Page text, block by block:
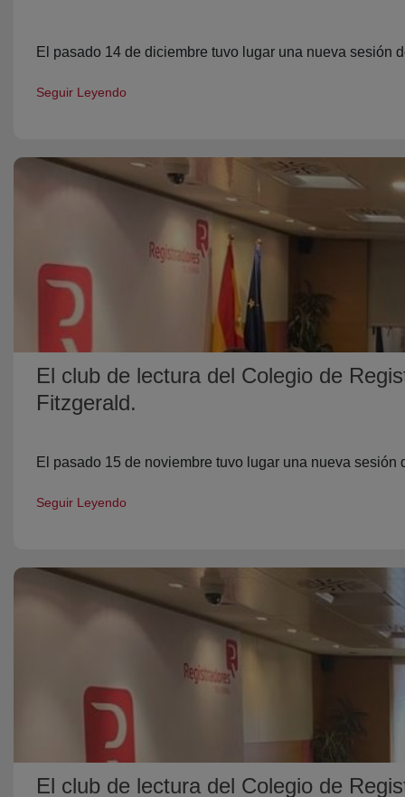
El pasado 14 de diciembre tuvo lugar una nueva
Seguir Leyendo
El club de lectura del Colegio de
Fitzgerald.
El pasado 15 de noviembre tuvo lugar una nueva
Seguir Leyendo
El club de lectura del Colegio de